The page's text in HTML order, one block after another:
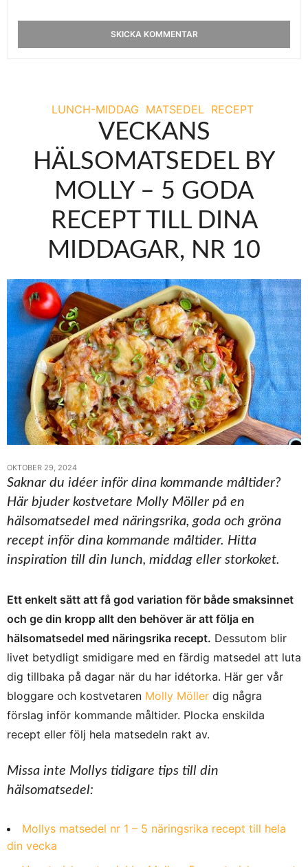
LUNCH-MIDDAG MATSEDEL RECEPT
VECKANS
HÄLSOMATSEDEL BY
MOLLY – 5 GODA
RECEPT TILL DINA
MIDDAGAR, NR 10
OKTOBER 29, 2024
Saknar du idéer inför dina kommande måltider?
Här bjuder kostvetare Molly Möller på en
hälsomatsedel med näringsrika, goda och gröna
recept inför dina kommande måltider. Hitta
inspiration till din lunch, middag eller storkoket.
Ett enkelt sätt att få god variation för både smaksinnet
och ge din kropp allt den behöver är att följa en
hälsomatsedel med näringsrika recept. Dessutom blir
livet betydligt smidigare med en färdig matsedel att luta
dig tillbaka på dagar när du har idétorka. Här ger vår
bloggare och kostvetaren Molly Möller dig några
förslag inför kommande måltider. Plocka enskilda
recept eller följ hela matsedeln rakt av.
Missa inte Mollys tidigare tips till din
hälsomatsedel:
Mollys matsedel nr 1 – 5 näringsrika recept till hela
din vecka